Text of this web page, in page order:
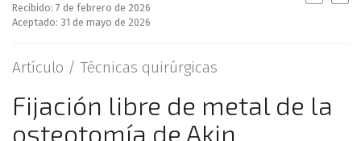
Recibido: 7 de febrero de 2026
Aceptado: 31 de mayo de 2026
Artículo / Técnicas quirúrgicas
Fijación libre de metal de la
osteotomía de Akin